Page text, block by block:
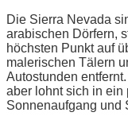
Die Sierra Nevada
arabischen Dörfern,
höchsten Punkt auf
malerischen Tälern
Autostunden
aber lohnt sich in ein
Sonnenaufgang und